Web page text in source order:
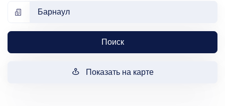
Барнаул
Поиск
Показать на карте